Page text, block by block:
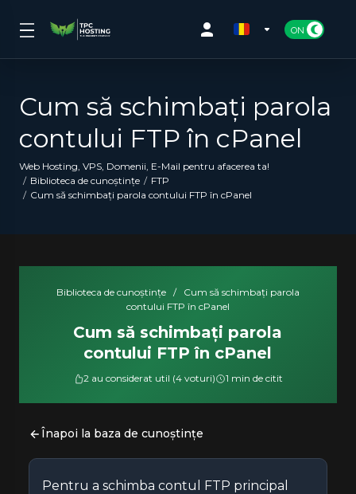
Cum să schimbați parola
contului FTP în cPanel
Web Hosting, VPS, Domenii, E-Mail pentru afacerea ta!
Biblioteca de cunoștințe
FTP
Cum să schimbați parola contului FTP în cPanel
Biblioteca de cunoștințe /
Cum să schimbați parola
contului FTP în cPanel
Cum să schimbați parola
contului FTP în cPanel
2 au considerat util (4 voturi) 1 min de citit
Înapoi la baza de cunoștințe
Pentru a schimba contul FTP principal